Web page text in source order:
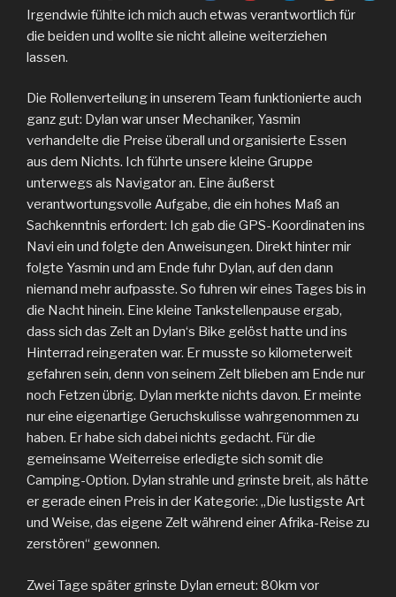
Irgendwie fühlte ich mich auch etwas verantwortlich für
die beiden und wollte sie nicht alleine weiterziehen
lassen.
Die Rollenverteilung in unserem Team funktionierte auch
ganz gut: Dylan war unser Mechaniker, Yasmin
verhandelte die Preise überall und organisierte Essen
aus dem Nichts. Ich führte unsere kleine Gruppe
unterwegs als Navigator an. Eine äußerst
verantwortungsvolle Aufgabe, die ein hohes Maß an
Sachkenntnis erfordert: Ich gab die GPS-Koordinaten ins
Navi ein und folgte den Anweisungen. Direkt hinter mir
folgte Yasmin und am Ende fuhr Dylan, auf den dann
niemand mehr aufpasste. So fuhren wir eines Tages bis in
die Nacht hinein. Eine kleine Tankstellenpause ergab,
dass sich das Zelt an Dylan‘s Bike gelöst hatte und ins
Hinterrad reingeraten war. Er musste so kilometerweit
gefahren sein, denn von seinem Zelt blieben am Ende nur
noch Fetzen übrig. Dylan merkte nichts davon. Er meinte
nur eine eigenartige Geruchskulisse wahrgenommen zu
haben. Er habe sich dabei nichts gedacht. Für die
gemeinsame Weiterreise erledigte sich somit die
Camping-Option. Dylan strahle und grinste breit, als hätte
er gerade einen Preis in der Kategorie: „Die lustigste Art
und Weise, das eigene Zelt während einer Afrika-Reise zu
zerstören“ gewonnen.
Zwei Tage später grinste Dylan erneut: 80km vor